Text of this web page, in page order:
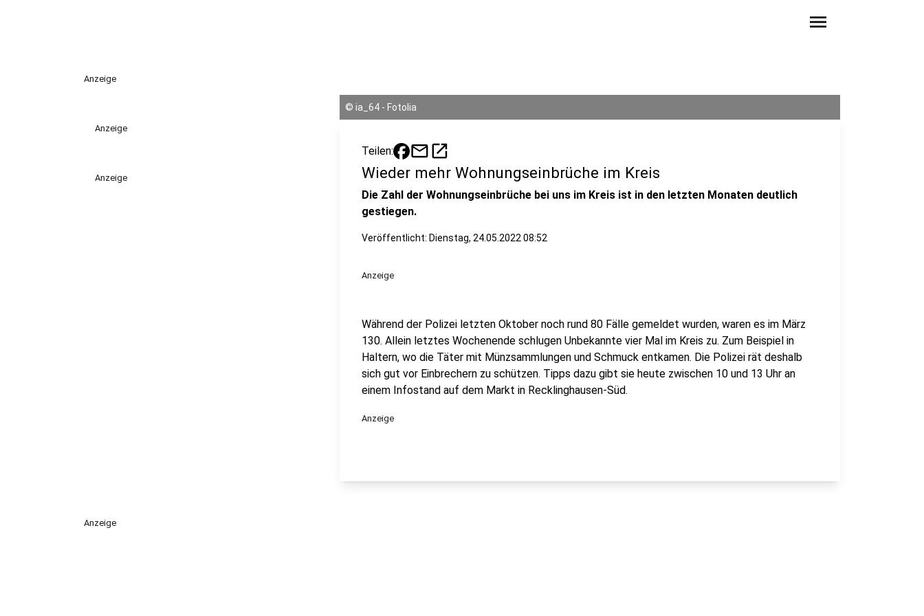
menu
Anzeige
Anzeige
Anzeige
© ia_64 - Fotolia
Teilen: mailopen_in_new
Wieder mehr Wohnungseinbrüche im Kreis
Die Zahl der Wohnungseinbrüche bei uns im Kreis ist in den letzten Monaten deutlich
gestiegen.
Veröffentlicht: Dienstag, 24.05.2022 08:52
Anzeige
Während der Polizei letzten Oktober noch rund 80 Fälle gemeldet wurden, waren es im März
130. Allein letztes Wochenende schlugen Unbekannte vier Mal im Kreis zu. Zum Beispiel in
Haltern, wo die Täter mit Münzsammlungen und Schmuck entkamen. Die Polizei rät deshalb
sich gut vor Einbrechern zu schützen. Tipps dazu gibt sie heute zwischen 10 und 13 Uhr an
einem Infostand auf dem Markt in Recklinghausen-Süd.
Anzeige
Anzeige